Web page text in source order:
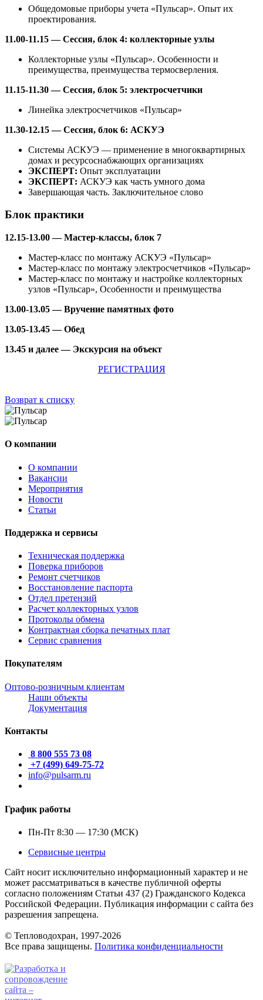
Общедомовые приборы учета «Пульсар». Опыт их
проектирования.
11.00-11.15 — Сессия, блок 4: коллекторные узлы
Коллекторные узлы «Пульсар». Особенности и
преимущества, преимущества термосверления.
11.15-11.30 — Сессия, блок 5: электросчетчики
Линейка электросчетчиков «Пульсар»
11.30-12.15 — Сессия, блок 6: АСКУЭ
Системы АСКУЭ — применение в многоквартирных
домах и ресурсоснабжающих организациях
ЭКСПЕРТ: Опыт эксплуатации
ЭКСПЕРТ: АСКУЭ как часть умного дома
Завершающая часть. Заключительное слово
Блок практики
12.15-13.00 — Мастер-классы, блок 7
Мастер-класс по монтажу АСКУЭ «Пульсар»
Мастер-класс по монтажу электросчетчиков «Пульсар»
Мастер-класс по монтажу и настройке коллекторных
узлов «Пульсар», Особенности и преимущества
13.00-13.05 — Вручение памятных фото
13.05-13.45 — Обед
13.45 и далее — Экскурсия на объект
РЕГИСТРАЦИЯ
Возврат к списку
О компании
О компании
Вакансии
Мероприятия
Новости
Статьи
Поддержка и сервисы
Техническая поддержка
Поверка приборов
Ремонт счетчиков
Восстановление паспорта
Отдел претензий
Расчет коллекторных узлов
Протоколы обмена
Контрактная сборка печатных плат
Сервис сравнения
Покупателям
Оптово-розничным клиентам
Наши объекты
Документация
Контакты
8 800 555 73 08
+7 (499) 649-75-72
info@pulsarm.ru
График работы
Пн-Пт 8:30 — 17:30 (МСК)
Сервисные центры
Сайт носит исключительно информационный характер и не
может рассматриваться в качестве публичной оферты
согласно положениям Статьи 437 (2) Гражданского Кодекса
Российской Федерации. Публикация информации с сайта без
разрешения запрещена.
© Тепловодохран, 1997-2026
Все права защищены. Политика конфиденциальности